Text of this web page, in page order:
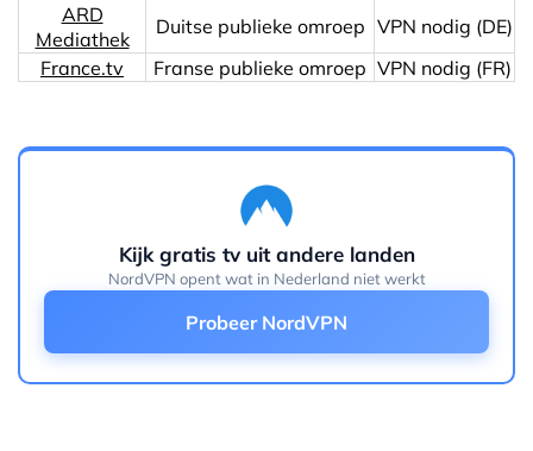
ARD
Mediathek
Duitse publieke omroep VPN nodig (DE)
France.tv
Franse publieke omroep VPN nodig (FR)
Kijk gratis tv uit andere landen
NordVPN opent wat in Nederland niet werkt
Probeer NordVPN